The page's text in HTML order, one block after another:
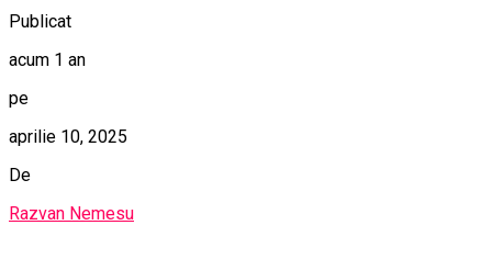
Publicat
acum 1 an
pe
aprilie 10, 2025
De
Razvan Nemesu